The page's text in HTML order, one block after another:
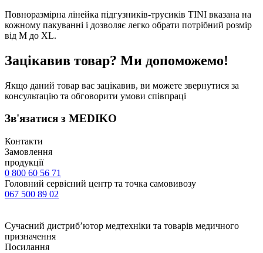
Повноразмірна лінейка підгузників-трусиків TINI вказана на
кожному пакуванні і дозволяє легко обрати потрібний розмір
від M до XL.
Зацікавив товар? Ми допоможемо!
Якщо даний товар вас зацікавив, ви можете звернутися за
консультацію та обговорити умови співпраці
Зв'язатися з MEDIKO
Контакти
Замовлення
продукції
0 800 60 56 71
Головний сервісний центр та точка самовивозу
067 500 89 02
Сучасний дистриб’ютор медтехніки та товарів медичного
призначення
Посилання